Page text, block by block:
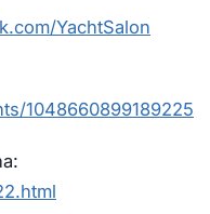
YachtSalon
1048660899189225